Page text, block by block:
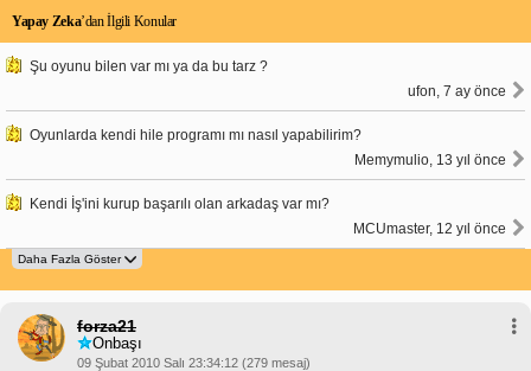
Yapay Zeka’dan İlgili Konular
Şu oyunu bilen var mı ya da bu tarz ?
ufon, 7 ay önce
Oyunlarda kendi hile programı mı nasıl yapabilirim?
Memymulio, 13 yıl önce
Kendi İş'ini kurup başarılı olan arkadaş var mı?
MCUmaster, 12 yıl önce
forza21
Onbaşı
09 Şubat 2010 Salı 23:34:12 (279 mesaj)